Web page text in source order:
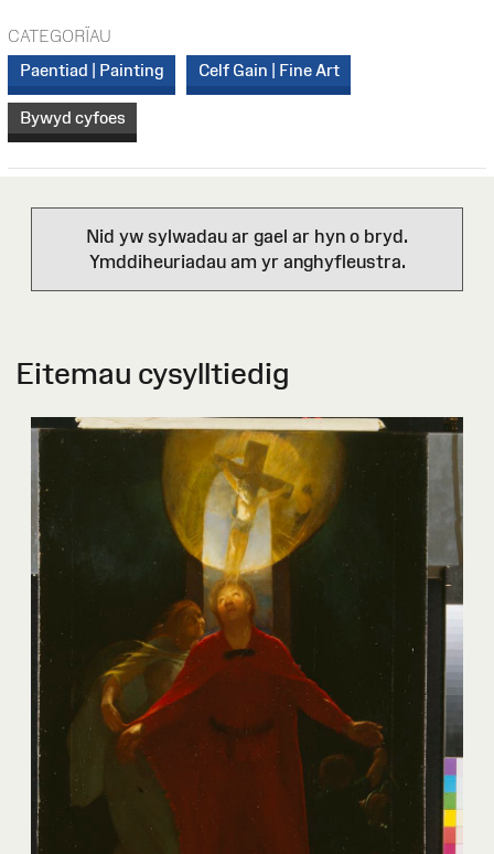
CATEGORÏAU
Paentiad | Painting
Celf Gain | Fine Art
Bywyd cyfoes
Nid yw sylwadau ar gael ar hyn o bryd.
Ymddiheuriadau am yr anghyfleustra.
Eitemau cysylltiedig